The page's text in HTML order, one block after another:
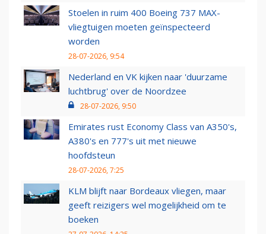
Stoelen in ruim 400 Boeing 737 MAX-
vliegtuigen moeten geïnspecteerd
worden
28-07-2026, 9:54
Nederland en VK kijken naar 'duurzame
luchtbrug' over de Noordzee
28-07-2026, 9:50
Emirates rust Economy Class van A350's,
A380's en 777's uit met nieuwe
hoofdsteun
28-07-2026, 7:25
KLM blijft naar Bordeaux vliegen, maar
geeft reizigers wel mogelijkheid om te
boeken